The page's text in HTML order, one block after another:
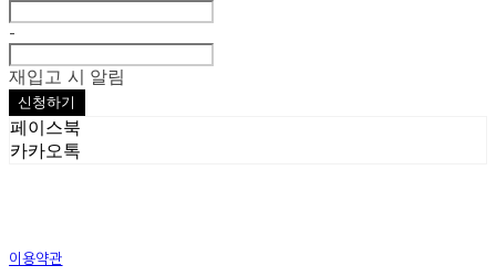
-
재입고 시 알림
신청하기
페이스북
카카오톡
이용약관